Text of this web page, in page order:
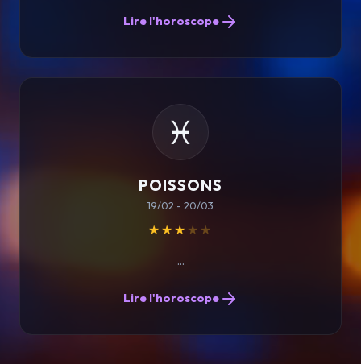
Lire l'horoscope
♓
POISSONS
19/02 - 20/03
★★★ ★★
...
Lire l'horoscope